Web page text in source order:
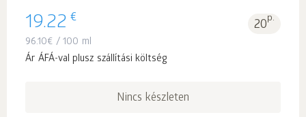
19.22 € 20p.
96.10€ / 100 ml
Ár ÁFÁ-val plusz szállítási költség
Nincs készleten